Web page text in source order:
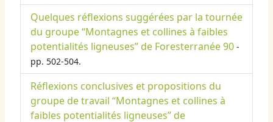
Quelques réflexions suggérées par la tournée
du groupe “Montagnes et collines à faibles
potentialités ligneuses” de Foresterranée 90 -
pp. 502-504.
Réflexions conclusives et propositions du
groupe de travail “Montagnes et collines à
faibles potentialités ligneuses” de